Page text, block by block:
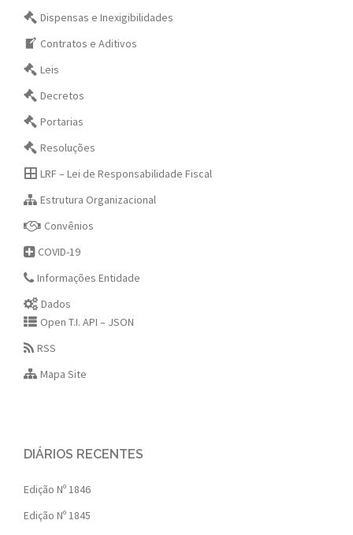
Dispensas e Inexigibilidades
Contratos e Aditivos
Leis
Decretos
Portarias
Resoluções
LRF – Lei de Responsabilidade Fiscal
Estrutura Organizacional
Convênios
COVID-19
Informações Entidade
Dados
Open T.I. API – JSON
RSS
Mapa Site
DIÁRIOS RECENTES
Edição Nº 1846
Edição Nº 1845